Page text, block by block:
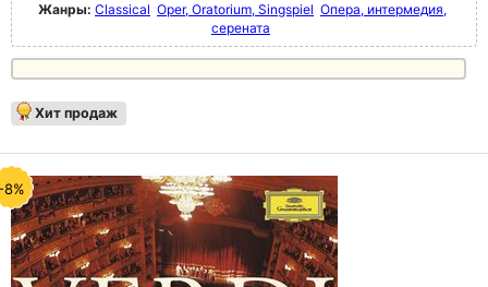
Жанры: Classical Oper, Oratorium, Singspiel Опера, интермедия,
серената
Хит продаж
8%